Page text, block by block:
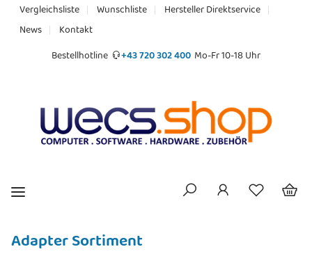
Vergleichsliste Wunschliste
Hersteller Direktservice
News
Kontakt
Bestellhotline
+43 720 302 400 Mo-Fr 10-18 Uhr
Adapter Sortiment